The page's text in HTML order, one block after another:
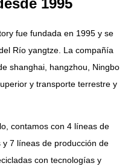
1995
fue fundada en 1995 y se
Río yangtze. La compañía
shanghai, hangzhou, Ningbo
y transporte terrestre y
contamos con 4 líneas de
7 líneas de producción de
con tecnologías y